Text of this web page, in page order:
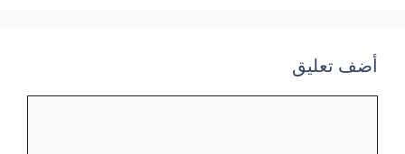
أضف تعليق